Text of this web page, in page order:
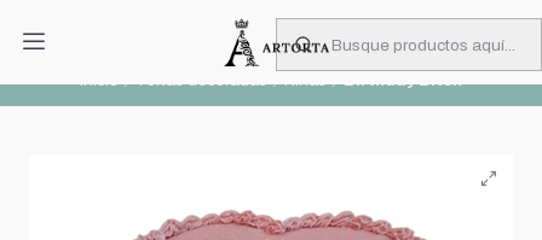
PIDA CON MUCHA ANTICIPACIÓN
Inicio Tortas decoradas Niñas Birthday Bitch